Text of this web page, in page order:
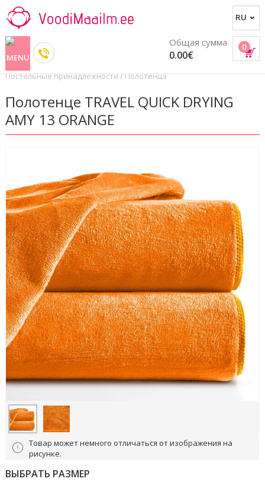
0
Общая сумма
0.00€
Постельные принадлежности/Полотенца
Полотенце TRAVEL QUICK DRYING
AMY 13 ORANGE
Товар может немного отличаться от изображения на
рисунке.
ВЫБРАТЬ РАЗМЕР